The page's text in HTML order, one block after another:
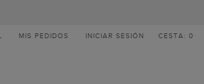
MIS PEDIDOS INICIAR SESIÓN CESTA: 0